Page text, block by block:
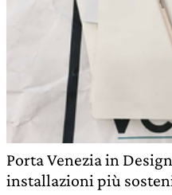
Porta Venezia in
installazioni più